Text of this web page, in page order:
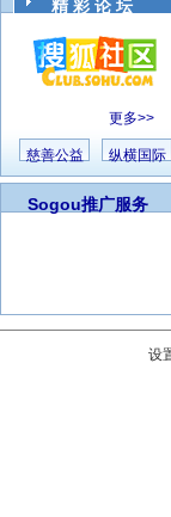
精 彩 论 坛
更多>>
慈善公益 纵横国际
Sogou推广服务
设